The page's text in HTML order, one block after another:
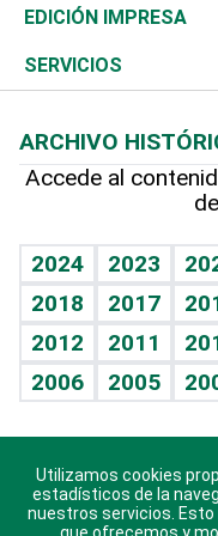
Caribe
Resto del mundo
Global y variable
Economía personal
Novedades
Podcast Arte Libre
Hablando con el
Vida y familia
Eñe
Celebrando la vida
Sin complejos
En pocas palabras
Escuchando al corazón
Olimpismo
Más deportes
TBT Deportivo
Noticiero Poteleche
Columnistas
Más firmas
Martes de tecnología
Cambio climático
Deportes
Opinión
Hecho en casa
Guía del dinero
EDICIÓN IMPRESA
SERVICIOS
Cumpleaños
Horóscopos
Crucigramas
ARCHIVO
Accede al
2024 2023
2018
2017
2012
2011
2006
2005
Descarga nuestras
Utilizamos cookies
estadísticos de la
nuestros servicios.